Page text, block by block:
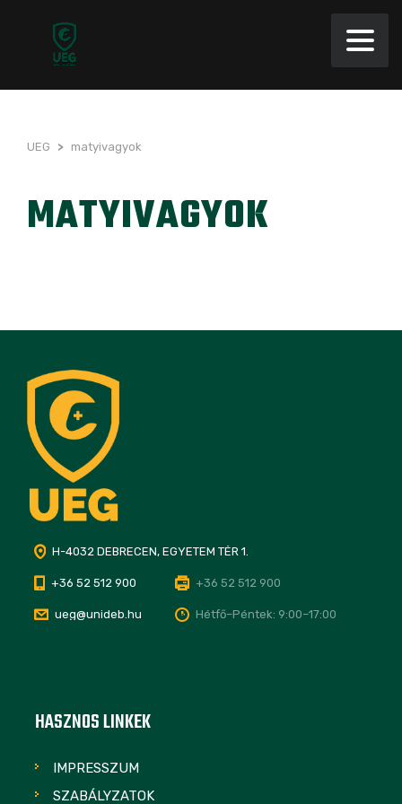
UEG > matyivagyok
MATYIVAGYOK
H-4032 DEBRECEN, EGYETEM TÉR 1.
+36 52 512 900 +36 52 512 900
ueg@unideb.hu Hétfő–Péntek: 9:00–17:00
HASZNOS LINKEK
IMPRESSZUM
SZABÁLYZATOK